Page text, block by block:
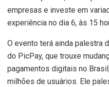
empresas e investe em
experiência no dia 6, às 15
O evento terá ainda palestra
do PicPay, que trouxe
pagamentos digitais no
milhões de usuários. Ele